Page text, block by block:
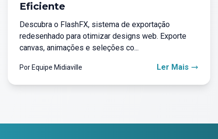
Eficiente
Descubra o FlashFX, sistema de exportação
redesenhado para otimizar designs web. Exporte
canvas, animações e seleções co...
Por Equipe Midiaville Ler Mais